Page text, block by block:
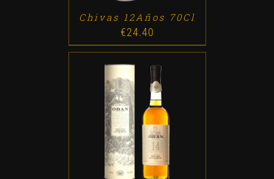
Chivas 12Años 70Cl
€24.40
ADD TO CART / DETALLES